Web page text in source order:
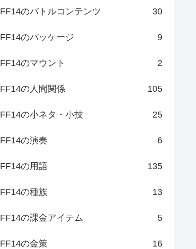
FF14のバトルコンテンツ 30
FF14のパッケージ 9
FF14のマウント 2
FF14の人間関係 105
FF14の小ネタ・小技 25
FF14の演奏 6
FF14の用語 135
FF14の種族 13
FF14の課金アイテム 5
FF14の金策 16